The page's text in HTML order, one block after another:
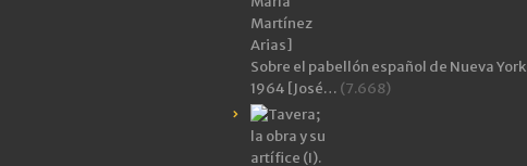
Sobre el pabellón español de Nueva York
1964 [José… (7.668)